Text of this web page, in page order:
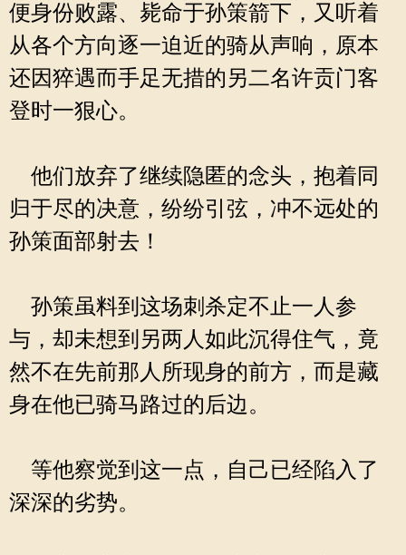
便身份败露、毙命于孙策箭下，又听着
从各个方向逐一迫近的骑从声响，原本
还因猝遇而手足无措的另二名许贡门客
登时一狠心。
他们放弃了继续隐匿的念头，抱着同
归于尽的决意，纷纷引弦，冲不远处的
孙策面部射去！
孙策虽料到这场刺杀定不止一人参
与，却未想到另两人如此沉得住气，竟
然不在先前那人所现身的前方，而是藏
身在他已骑马路过的后边。
等他察觉到这一点，自己已经陷入了
深深的劣势。